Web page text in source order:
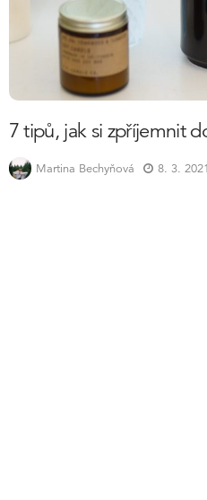
7 tipů, jak si zpříjemnit
Martina Bechyňová 8. 3.